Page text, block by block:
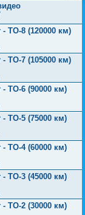
ТО-8 (120000 км)
ТО-7 (105000 км)
ТО-6 (90000 км)
ТО-5 (75000 км)
ТО-4 (60000 км)
ТО-3 (45000 км)
ТО-2 (30000 км)